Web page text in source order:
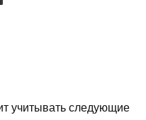
учитывать следующие